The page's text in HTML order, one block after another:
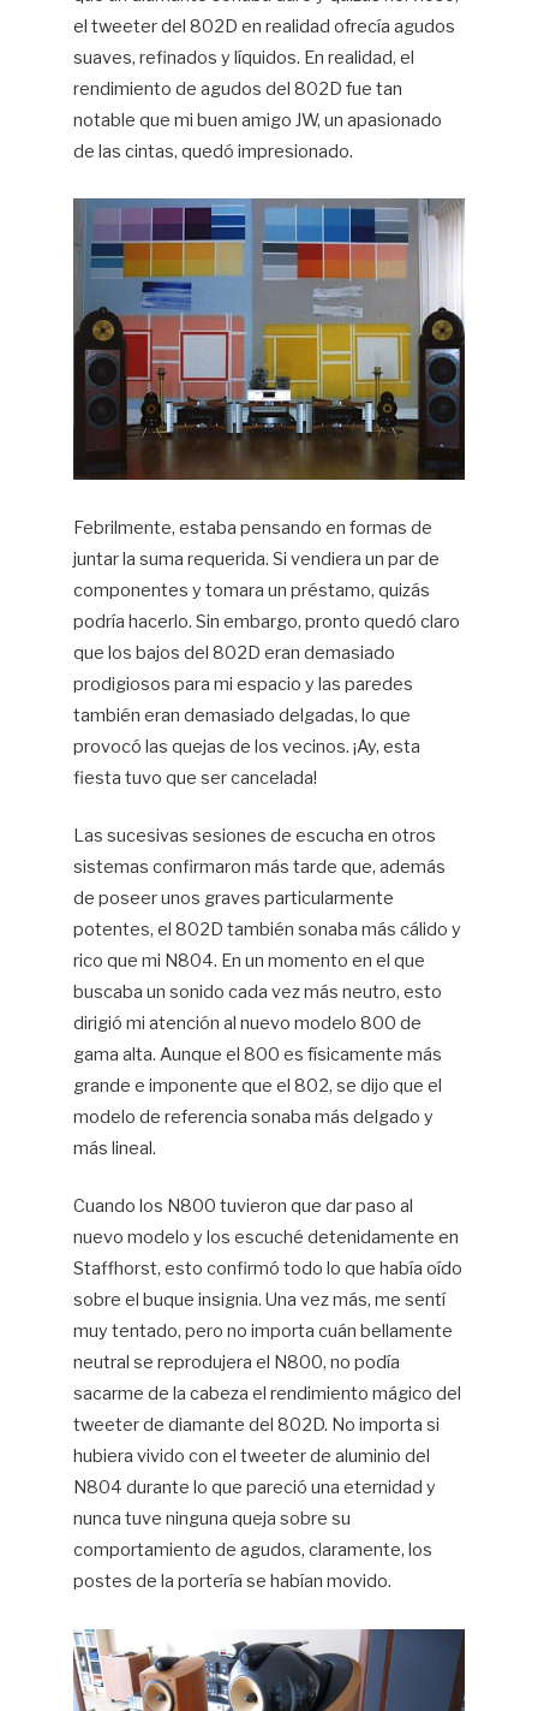
el tweeter del 802D en realidad ofrecía agudos
suaves, refinados y líquidos. En realidad, el
rendimiento de agudos del 802D fue tan
notable que mi buen amigo JW, un apasionado
de las cintas, quedó impresionado.
Febrilmente, estaba pensando en formas de
juntar la suma requerida. Si vendiera un par de
componentes y tomara un préstamo, quizás
podría hacerlo. Sin embargo, pronto quedó claro
que los bajos del 802D eran demasiado
prodigiosos para mi espacio y las paredes
también eran demasiado delgadas, lo que
provocó las quejas de los vecinos. ¡Ay, esta
fiesta tuvo que ser cancelada!
Las sucesivas sesiones de escucha en otros
sistemas confirmaron más tarde que, además
de poseer unos graves particularmente
potentes, el 802D también sonaba más cálido y
rico que mi N804. En un momento en el que
buscaba un sonido cada vez más neutro, esto
dirigió mi atención al nuevo modelo 800 de
gama alta. Aunque el 800 es físicamente más
grande e imponente que el 802, se dijo que el
modelo de referencia sonaba más delgado y
más lineal.
Cuando los N800 tuvieron que dar paso al
nuevo modelo y los escuché detenidamente en
Staffhorst, esto confirmó todo lo que había oído
sobre el buque insignia. Una vez más, me sentí
muy tentado, pero no importa cuán bellamente
neutral se reprodujera el N800, no podía
sacarme de la cabeza el rendimiento mágico del
tweeter de diamante del 802D. No importa si
hubiera vivido con el tweeter de aluminio del
N804 durante lo que pareció una eternidad y
nunca tuve ninguna queja sobre su
comportamiento de agudos, claramente, los
postes de la portería se habían movido.